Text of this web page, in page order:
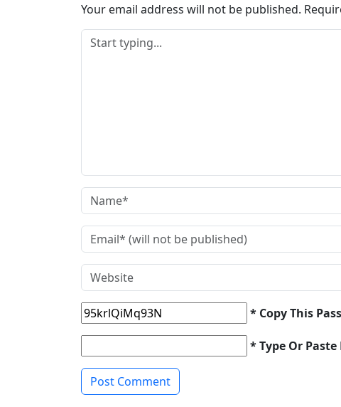
…
Your email address will not be published.
* Copy This
* Type Or